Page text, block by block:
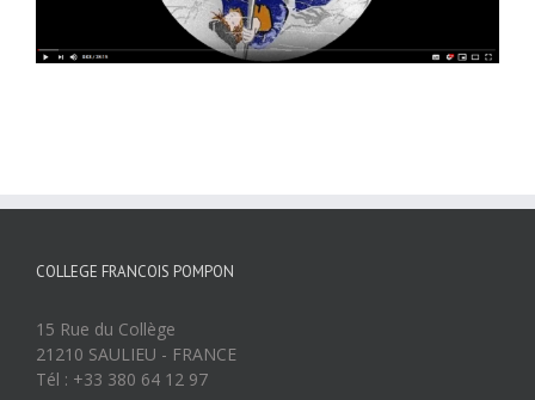
COLLEGE FRANCOIS POMPON
15 Rue du Collège
21210 SAULIEU - FRANCE
Tél : +33 380 64 12 97